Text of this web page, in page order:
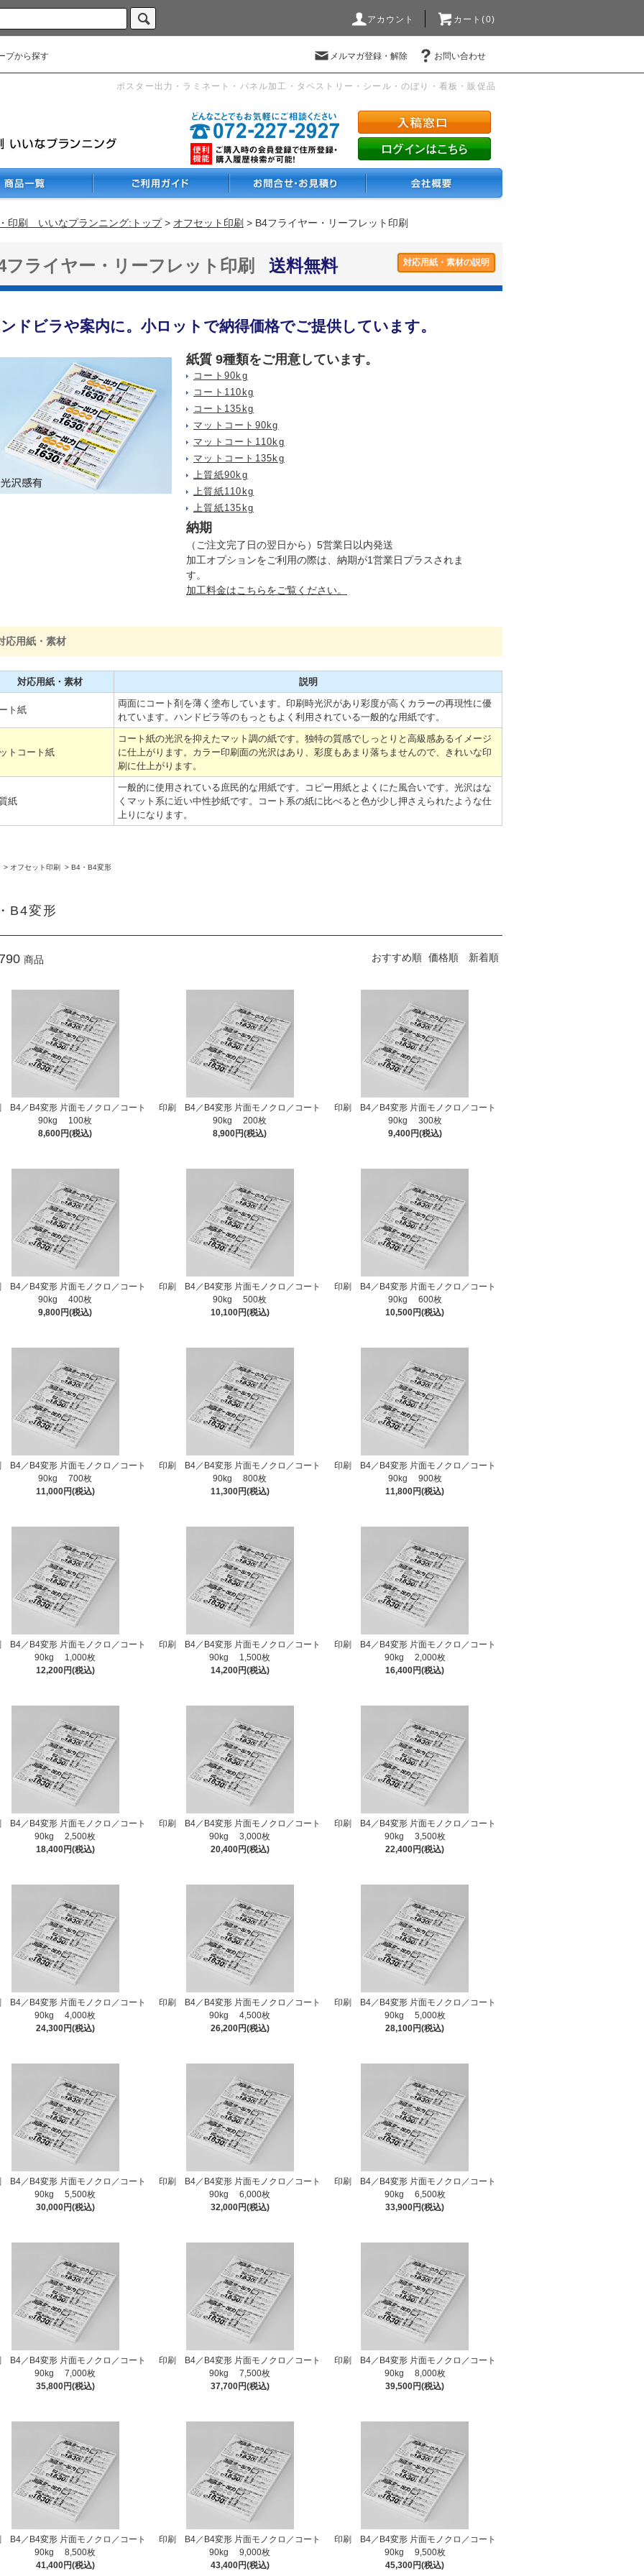
アカウント カート(0)
プから探す メルマガ登録・解除 お問い合わせ
ポスター出力・ラミネート・パネル加工・タペストリー・シール・のぼり・看板・販促品
印刷 いいなプランニング:トップ> オフセット印刷 > B4フライヤー・リーフレット印刷
フライヤー・リーフレット印刷 送料無料 対応用紙・素材の説明
ドビラや案内に。小ロットで納得価格でご提供しています。
紙質 9種類をご用意しています。
コート90kg
コート110kg
コート135kg
マットコート90kg
マットコート110kg
マットコート135kg
上質紙90kg
上質紙110kg
上質紙135kg
納期
（ご注文完了日の翌日から）5営業日以内発送
加工オプションをご利用の際は、納期が1営業日プラスされま
す。
加工料金はこちらをご覧ください。
応用紙・素材
対応用紙・素材 説明
ト紙
両面にコート剤を薄く塗布しています。印刷時光沢があり彩度が高くカラーの再現性に優
れています。ハンドビラ等のもっともよく利用されている一般的な用紙です。
トコート紙
コート紙の光沢を抑えたマット調の紙です。独特の質感でしっとりと高級感あるイメージ
に仕上がります。カラー印刷面の光沢はあり、彩度もあまり落ちませんので、きれいな印
刷に仕上がります。
紙
一般的に使用されている庶民的な用紙です。コピー用紙とよくにた風合いです。光沢はな
くマット系に近い中性抄紙です。コート系の紙に比べると色が少し押さえられたような仕
上りになります。
> オフセット印刷 > B4・B4変形
B4変形
商品 おすすめ順 価格順 新着順
B4／B4変形 片面モノクロ／コート
90kg 100枚
8,600円(税込)
印刷 B4／B4変形 片面モノクロ／コート
90kg 200枚
8,900円(税込)
印刷 B4／B4変形 片面モノクロ／コート
90kg 300枚
9,400円(税込)
B4／B4変形 片面モノクロ／コート
90kg 400枚
9,800円(税込)
印刷 B4／B4変形 片面モノクロ／コート
90kg 500枚
10,100円(税込)
印刷 B4／B4変形 片面モノクロ／コート
90kg 600枚
10,500円(税込)
B4／B4変形 片面モノクロ／コート
90kg 700枚
11,000円(税込)
印刷 B4／B4変形 片面モノクロ／コート
90kg 800枚
11,300円(税込)
印刷 B4／B4変形 片面モノクロ／コート
90kg 900枚
11,800円(税込)
B4／B4変形 片面モノクロ／コート
90kg 1,000枚
12,200円(税込)
印刷 B4／B4変形 片面モノクロ／コート
90kg 1,500枚
14,200円(税込)
印刷 B4／B4変形 片面モノクロ／コート
90kg 2,000枚
16,400円(税込)
B4／B4変形 片面モノクロ／コート
90kg 2,500枚
18,400円(税込)
印刷 B4／B4変形 片面モノクロ／コート
90kg 3,000枚
20,400円(税込)
印刷 B4／B4変形 片面モノクロ／コート
90kg 3,500枚
22,400円(税込)
B4／B4変形 片面モノクロ／コート
90kg 4,000枚
24,300円(税込)
印刷 B4／B4変形 片面モノクロ／コート
90kg 4,500枚
26,200円(税込)
印刷 B4／B4変形 片面モノクロ／コート
90kg 5,000枚
28,100円(税込)
B4／B4変形 片面モノクロ／コート
90kg 5,500枚
30,000円(税込)
印刷 B4／B4変形 片面モノクロ／コート
90kg 6,000枚
32,000円(税込)
印刷 B4／B4変形 片面モノクロ／コート
90kg 6,500枚
33,900円(税込)
B4／B4変形 片面モノクロ／コート
90kg 7,000枚
35,800円(税込)
印刷 B4／B4変形 片面モノクロ／コート
90kg 7,500枚
37,700円(税込)
印刷 B4／B4変形 片面モノクロ／コート
90kg 8,000枚
39,500円(税込)
B4／B4変形 片面モノクロ／コート
90kg 8,500枚
41,400円(税込)
印刷 B4／B4変形 片面モノクロ／コート
90kg 9,000枚
43,400円(税込)
印刷 B4／B4変形 片面モノクロ／コート
90kg 9,500枚
45,300円(税込)